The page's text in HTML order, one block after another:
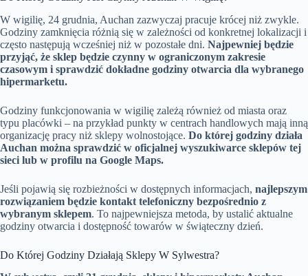
W wigilię, 24 grudnia, Auchan zazwyczaj pracuje krócej niż zwykle.
Godziny zamknięcia różnią się w zależności od konkretnej lokalizacji i
często następują wcześniej niż w pozostałe dni. Najpewniej będzie
przyjąć, że sklep będzie czynny w ograniczonym zakresie
czasowym i sprawdzić dokładne godziny otwarcia dla wybranego
hipermarketu.
Godziny funkcjonowania w wigilię zależą również od miasta oraz
typu placówki – na przykład punkty w centrach handlowych mają inną
organizację pracy niż sklepy wolnostojące. Do której godziny działa
Auchan można sprawdzić w oficjalnej wyszukiwarce sklepów tej
sieci lub w profilu na Google Maps.
Jeśli pojawią się rozbieżności w dostępnych informacjach, najlepszym
rozwiązaniem będzie kontakt telefoniczny bezpośrednio z
wybranym sklepem. To najpewniejsza metoda, by ustalić aktualne
godziny otwarcia i dostępność towarów w świąteczny dzień.
Do Której Godziny Działają Sklepy W Sylwestra?